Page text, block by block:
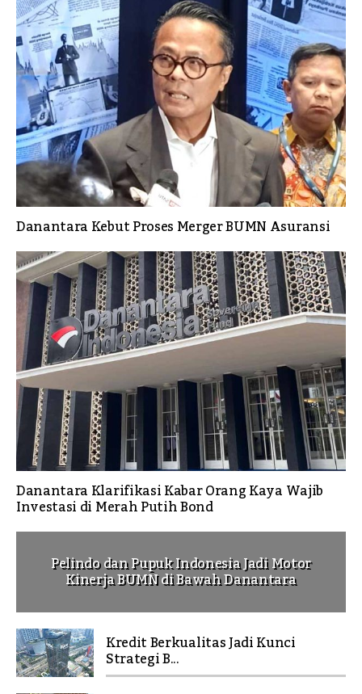
Danantara Kebut Proses Merger BUMN Asuransi
Danantara Klarifikasi Kabar Orang Kaya Wajib
Investasi di Merah Putih Bond
Pelindo dan Pupuk Indonesia Jadi Motor
Kinerja BUMN di Bawah Danantara
Kredit Berkualitas Jadi Kunci
Strategi B...